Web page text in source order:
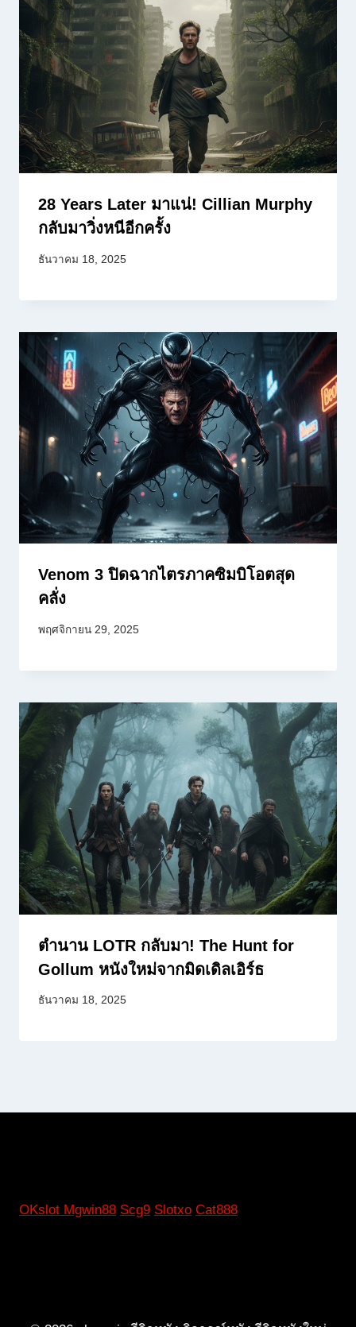
28 Years Later มาแน่! Cillian Murphy
กลับมาวิ่งหนีอีกครั้ง
ธันวาคม 18, 2025
Venom 3 ปิดฉากไตรภาคซิมบิโอตสุด
คลั่ง
พฤศจิกายน 29, 2025
ตำนาน LOTR กลับมา! The Hunt for
Gollum หนังใหม่จากมิดเดิลเอิร์ธ
ธันวาคม 18, 2025
OKslot Mgwin88 Scg9 Slotxo Cat888